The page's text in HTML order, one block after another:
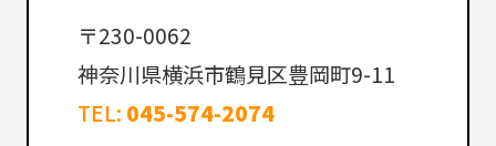
〒230-0062
神奈川県横浜市鶴見区豊岡町9-11
TEL: 045-574-2074